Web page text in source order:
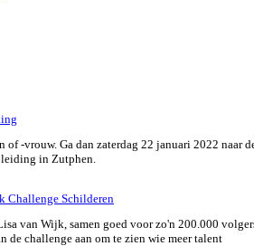
-vrouw. Ga dan zaterdag 22 januari 2022 naar
in Zutphen.
Challenge Schilderen
van Wijk, samen goed voor zo'n 200.000
de challenge aan om te zien wie meer talent